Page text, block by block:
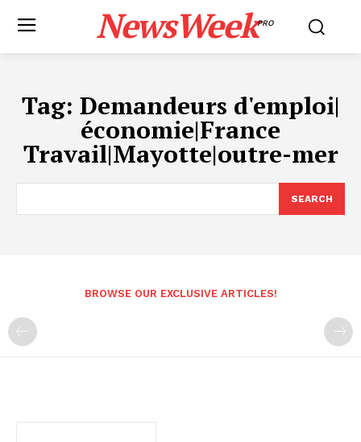
NewsWeekPRO
Tag: Demandeurs d'emploi|
économie|France
Travail|Mayotte|outre-mer
SEARCH
BROWSE OUR EXCLUSIVE ARTICLES!